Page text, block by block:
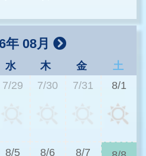
年 08月
水 木 金
土
7/29 7/30 7/31 8/1
8/5 8/6 8/7